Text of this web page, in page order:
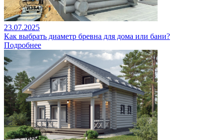
23.07.2025
Как выбрать диаметр бревна для дома или бани?
Подробнее